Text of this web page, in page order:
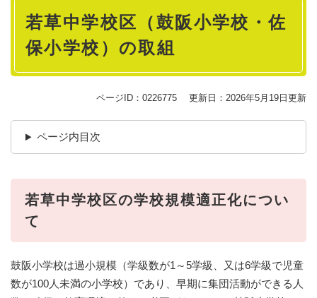
本
若草中学校区（鼓阪小学校・佐
保小学校）の取組
ページID：0226775 更新日：2026年5月19日更新
ページ内目次
若草​中学校区の学校規模適正化につい
て
鼓阪小学校は過小規模（学級数が1～5学級、又は6学級で児童
数が100人未満の小学校）であり、早期に集団活動ができる人